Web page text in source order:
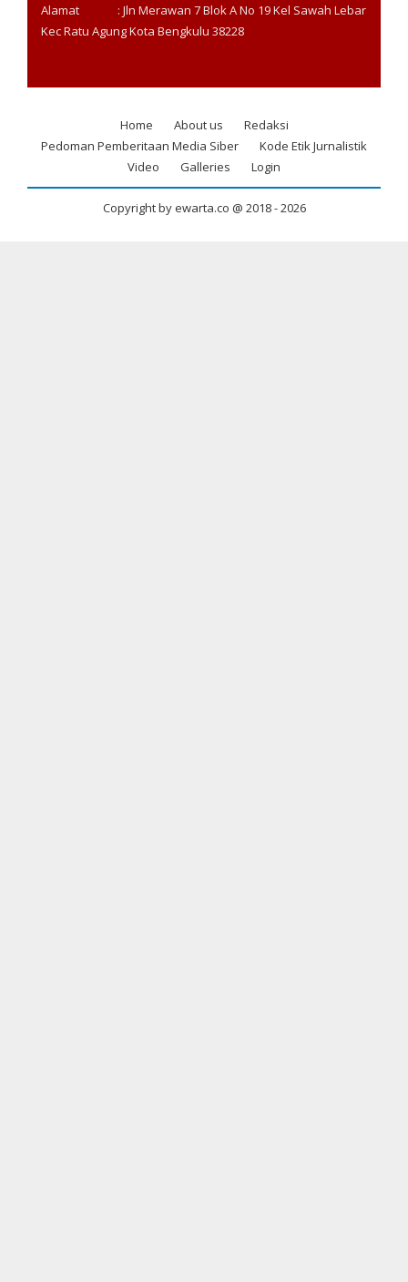
Alamat : Jln Merawan 7 Blok A No 19 Kel Sawah Lebar
Kec Ratu Agung Kota Bengkulu 38228
Footer
Home About us
Redaksi
Pedoman Pemberitaan Media Siber
Kode Etik Jurnalistik
Video
Galleries Login
Copyright by ewarta.co @ 2018 -2026